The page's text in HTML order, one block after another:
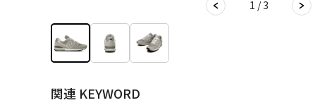
1 / 3
関連 KEYWORD